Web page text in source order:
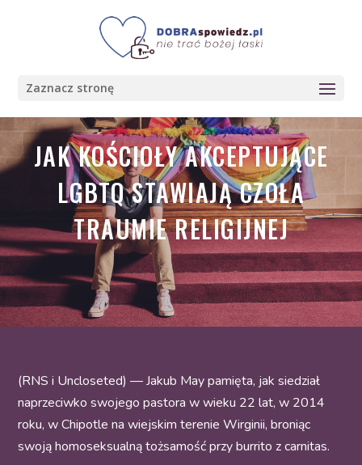
Zaznacz stronę
JAK KOŚCIOŁY AKCEPTUJĄCE
LGBTQ STAWIAJĄ CZOŁA
TRAUMIE RELIGIJNEJ
(RNS i Uncloseted) — Jakub May pamięta, jak siedział
naprzeciwko swojego pastora w wieku 22 lat, w 2014
roku, w Chipotle na wiejskim terenie Wirginii, broniąc
swoją homoseksualną tożsamość przy burrito z carnitas.